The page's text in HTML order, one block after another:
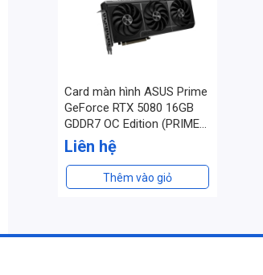
Card màn hình ASUS Prime
GeForce RTX 5080 16GB
GDDR7 OC Edition (PRIME-
RTX5080-O16G)
Liên hệ
Thêm vào giỏ